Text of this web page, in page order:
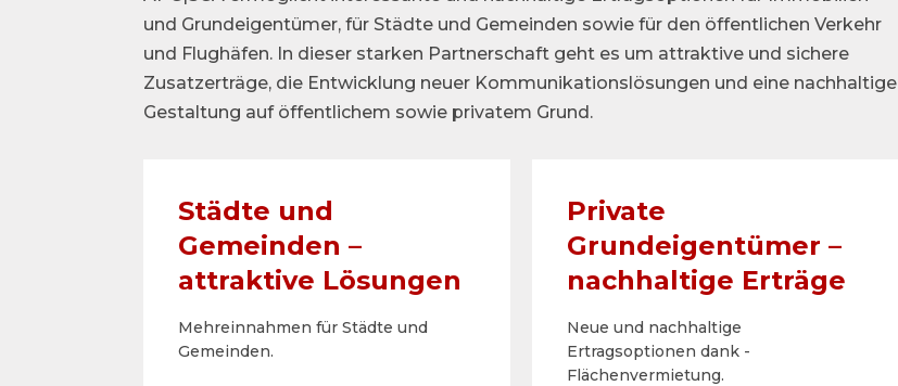
und Grundeigentümer, für Städte und Gemeinden sowie für den öffentlichen Verkehr
und Flughäfen. In dieser starken Partnerschaft geht es um attraktive und sichere
Zusatzerträge, die Entwicklung neuer Kommunikationslösungen und eine nachhaltige
Gestaltung auf öffentlichem sowie privatem Grund.
Städte und
Gemeinden –
attraktive ­Lösungen
Mehreinnahmen für Städte und
Gemeinden.
Private
Grundeigentümer –
nachhaltige ­Erträge
Neue und nachhaltige
Ertragsoptionen dank ­
Flächenvermietung.